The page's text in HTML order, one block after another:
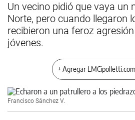
Un vecino pidió que vaya un
Norte, pero cuando llegaron
recibieron una feroz
jóvenes.
+ Agregar
Francisco Sánchez V.